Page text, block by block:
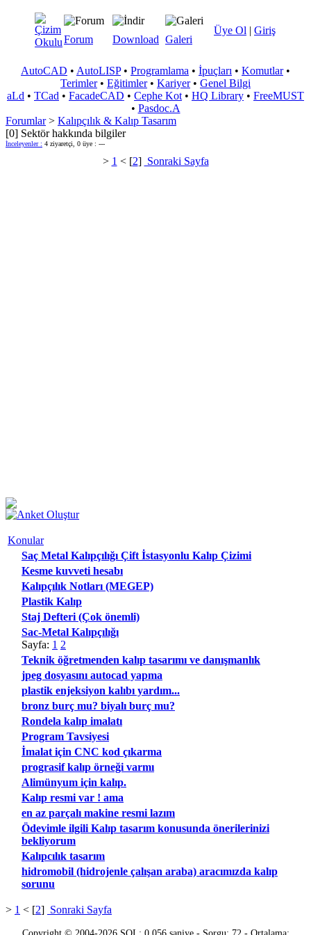
Üye Ol | Giriş
Forum Download Galeri
AutoCAD • AutoLISP• Programlama • İpuçları • Komutlar•
Terimler• Eğitimler• Kariyer• Genel Bilgi
aLd • TCad • FacadeCAD • Cephe Kot • HQ Library • FreeMUST
• Pasdoc.A
Forumlar> Kalıpçılık & Kalıp Tasarım
[0] Sektör hakkında bilgiler
İnceleyenler : 4 ziyaretçi, 0 üye : ---
> 1 < [2] Sonraki Sayfa
Konular
Saç Metal Kalıpçılığı Çift İstasyonlu Kalıp Çizimi
Kesme kuvveti hesabı
Kalıpçılık Notları (MEGEP)
Plastik Kalıp
Staj Defteri (Çok önemli)
Sac-Metal Kalıpçılığı
Sayfa: 1 2
Teknik öğretmenden kalıp tasarımı ve danışmanlık
jpeg dosyasını autocad yapma
plastik enjeksiyon kalıbı yardım...
bronz burç mu? biyalı burç mu?
Rondela kalıp imalatı
Program Tavsiyesi
İmalat için CNC kod çıkarma
prograsif kalıp örneği varmı
Alimünyum için kalıp.
Kalıp resmi var ! ama
en az parçalı makine resmi lazım
Ödevimle ilgili Kalıp tasarım konusunda önerilerinizi
bekliyorum
Kalıpcılık tasarım
hidromobil (hidrojenle çalışan araba) aracımızda kalıp
sorunu
> 1 < [2] Sonraki Sayfa
Copyright © 2004-2026 SQL: 0.056 saniye - Sorgu: 72 - Ortalama: